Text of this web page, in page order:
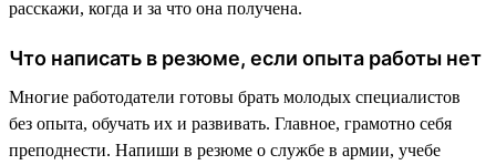
расскажи, когда и за что она получена.
Что написать в резюме, если опыта работы нет
Многие работодатели готовы брать молодых специалистов
без опыта, обучать их и развивать. Главное, грамотно себя
преподнести. Напиши в резюме о службе в армии, учебе